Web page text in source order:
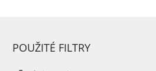
POUŽITÉ FILTRY